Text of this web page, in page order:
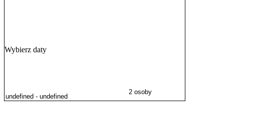
Wybierz daty
2 osoby